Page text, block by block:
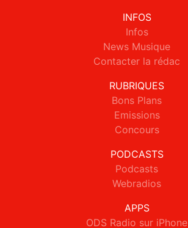
INFOS
Infos
News Musique
Contacter la rédac
RUBRIQUES
Bons Plans
Emissions
Concours
PODCASTS
Podcasts
Webradios
APPS
ODS Radio sur iPhone